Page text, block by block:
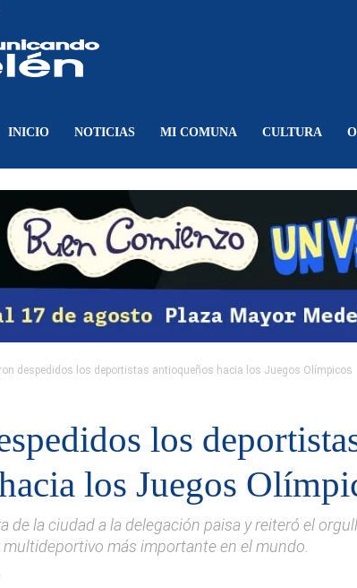
Belén
INICIO NOTICIAS MI COMUNA CULTURA
despedidos los deportistas antioqueños hacia los Juegos Olímpicos
los
los Juegos
de la ciudad a la delegación paisa y reiteró el
más importante en el mundo.